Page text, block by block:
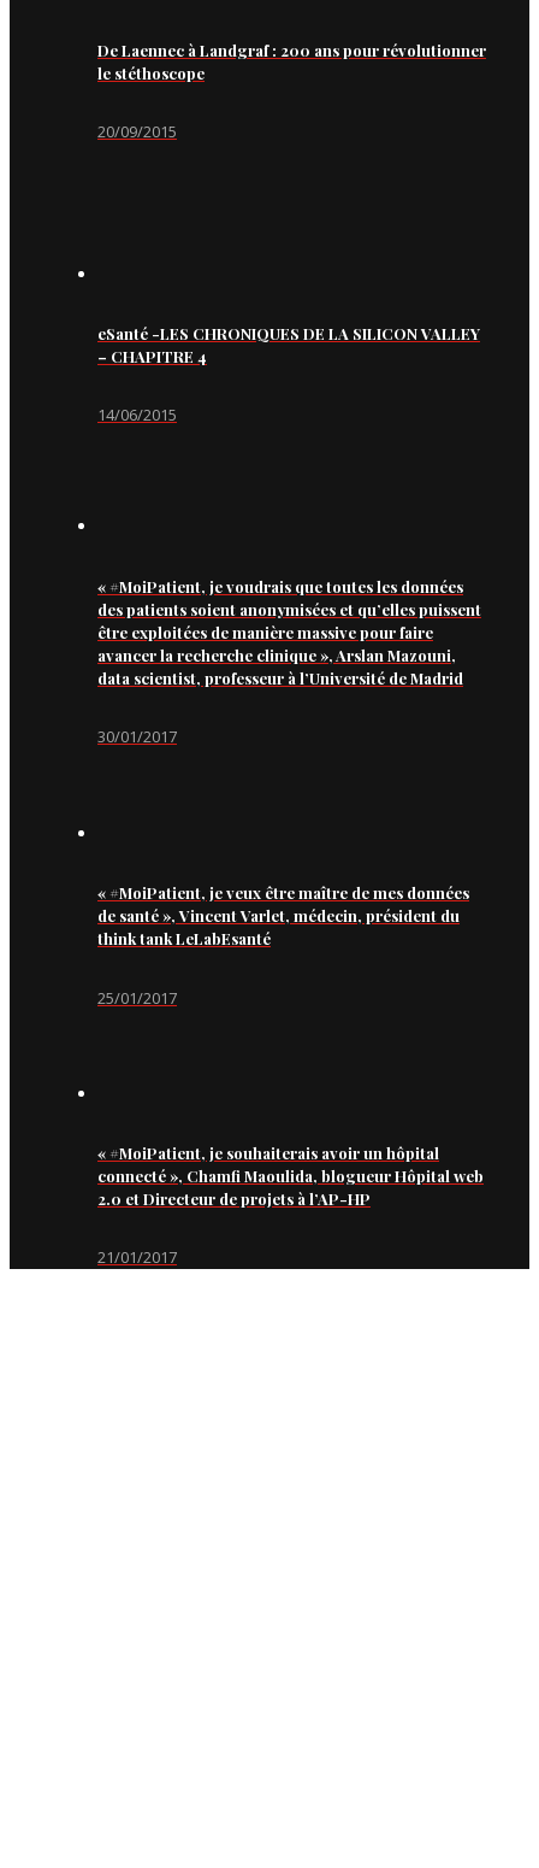
De Laennec à Landgraf : 200 ans pour révolutionner
le stéthoscope
20/09/2015
eSanté -LES CHRONIQUES DE LA SILICON VALLEY
– CHAPITRE 4
14/06/2015
« #MoiPatient, je voudrais que toutes les données
des patients soient anonymisées et qu’elles puissent
être exploitées de manière massive pour faire
avancer la recherche clinique », Arslan Mazouni,
data scientist, professeur à l’Université de Madrid
30/01/2017
« #MoiPatient, je veux être maître de mes données
de santé », Vincent Varlet, médecin, président du
think tank LeLabEsanté
25/01/2017
« #MoiPatient, je souhaiterais avoir un hôpital
connecté », Chamfi Maoulida, blogueur Hôpital web
2.0 et Directeur de projets à l’AP-HP
21/01/2017